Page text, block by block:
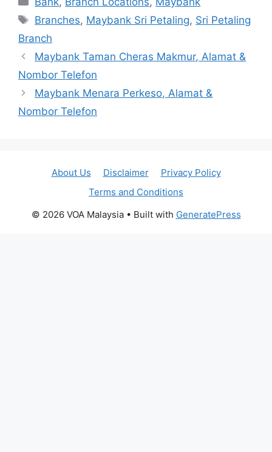
Tags
Branches, Maybank Sri Petaling, Sri Petaling
Branch
Maybank Taman Cheras Makmur, Alamat &
Nombor Telefon
Maybank Menara Perkeso, Alamat &
Nombor Telefon
About Us Disclaimer
Privacy Policy
Terms and Conditions
© 2026 VOA Malaysia• Built with GeneratePress